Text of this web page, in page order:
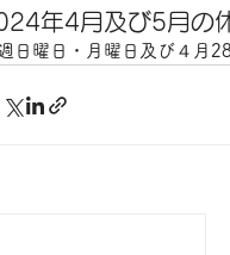
年4月及び5月の
日曜日・月曜日及び４月